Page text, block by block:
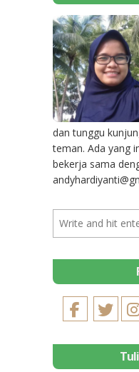
dan tunggu
teman. Ada yang
bekerja sama